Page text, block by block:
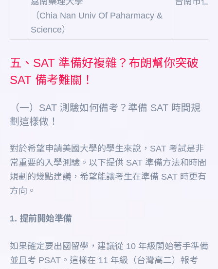
（Chia Nan Univ Of Paharmacy &
Science）
五、SAT 準備好複雜？布朗幫你突破
SAT 備考難關！
（一）SAT 測驗如何備考？準備 SAT 時間規
劃這樣做！
對於希望申請美國大學的學生來說，SAT 考試是非
常重要的入學測驗。以下提供 SAT 準備方法和時間
規劃的幾點建議，希望能讓考生在準備 SAT 時更有
方向。
1. 提前開始準備
如果確定要出國留學，建議從 10 年級開始著手準備
並且考 PSAT。這樣在 11 年級（台灣高二）報考